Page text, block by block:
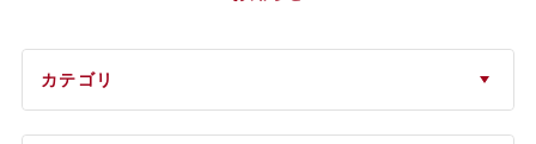
カテゴリ